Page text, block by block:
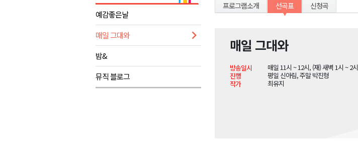
도-시군 첫 간담회..우상호 "하나된 공동체"
동해안 폭우..도로 잠기고 고립
민주당, 내일 횡성서 당대표 후보 합동 연설회
철원 백마고지역~월정리역 경원선 복원 재개
어젯밤 원주 아파트 정전..천 백여세대 불편
예감좋은날
매일 그대와
밤&
뮤직 블로그
프로그램소개 선곡표 신청곡
매일 그대와
방송일시
매일 11시 ~ 12시, (재) 새벽 1시 ~ 2시
진행
평일 신아림, 주말 박진형
작가
최유지